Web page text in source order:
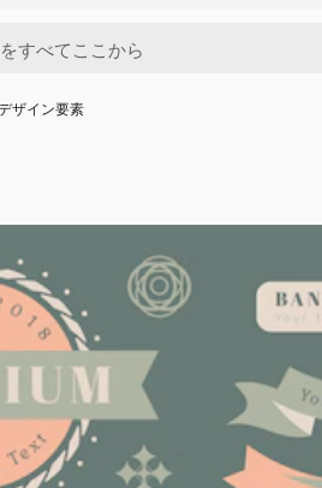
ザイン要素